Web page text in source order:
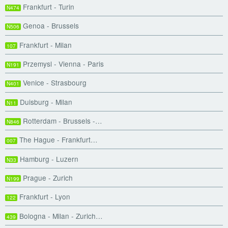
N474 Frankfurt - Turin
N506 Genoa - Brussels
107 Frankfurt - Milan
N191 Przemysl - Vienna - Paris
N401 Venice - Strasbourg
N11 Duisburg - Milan
N846 Rotterdam - Brussels -…
007 The Hague - Frankfurt…
N33 Hamburg - Luzern
N199 Prague - Zurich
122 Frankfurt - Lyon
439 Bologna - Milan - Zurich…